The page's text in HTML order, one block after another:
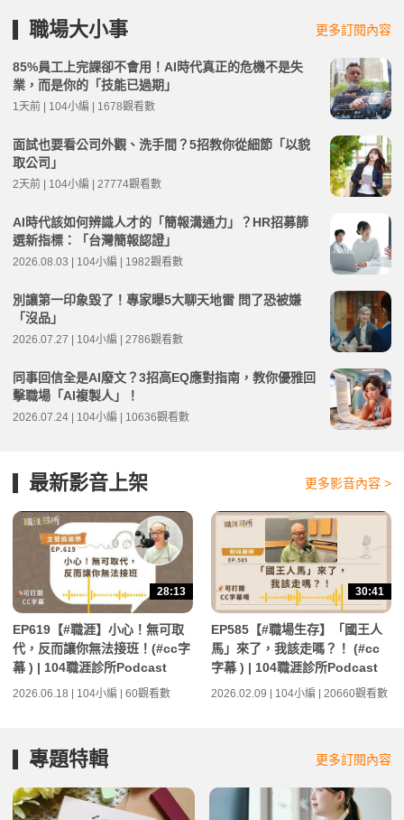
職場大小事 更多訂閱內容
85%員工上完課卻不會用！AI時代真正的危機不是失
業，而是你的「技能已過期」
1天前 | 104小編 | 1678觀看數
面試也要看公司外觀、洗手間？5招教你從細節「以貌
取公司」
2天前 | 104小編 | 27774觀看數
AI時代該如何辨識人才的「簡報溝通力」？HR招募篩
選新指標：「台灣簡報認證」
2026.08.03 | 104小編 | 1982觀看數
別讓第一印象毀了！專家曝5大聊天地雷 問了恐被嫌
「沒品」
2026.07.27 | 104小編 | 2786觀看數
同事回信全是AI廢文？3招高EQ應對指南，教你優雅回
擊職場「AI複製人」！
2026.07.24 | 104小編 | 10636觀看數
最新影音上架 更多影音內容 >
28:13
EP619【#職涯】小心！無可取
代，反而讓你無法接班！(#cc字
幕 ) | 104職涯診所Podcast
2026.06.18 | 104小編 | 60觀看數
30:41
EP585【#職場生存】「國王人
馬」來了，我該走嗎？！ (#cc
字幕 ) | 104職涯診所Podcast
2026.02.09 | 104小編 | 20660觀看數
專題特輯 更多訂閱內容